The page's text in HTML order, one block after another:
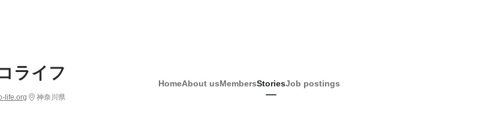
ライフ
life.org 神奈川県
HomeAbout usMembersStoriesJob postings